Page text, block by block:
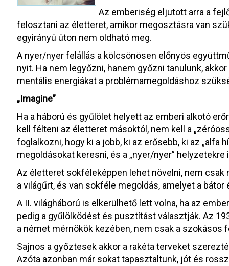
Az emberiség eljutott arra a
felosztani az életteret, amikor megosztásra van
egyirányú úton nem oldható meg.
A nyer/nyer felállás a kölcsönösen előnyös
nyit. Ha nem legyőzni, hanem győzni tanulunk,
mentális energiákat a problémamegoldáshoz
„Imagine”
Ha a háború és gyűlölet helyett az emberi alkotó
kell félteni az életteret másoktól, nem kell a
foglalkozni, hogy ki a jobb, ki az erősebb, ki az „alfa
megoldásokat keresni, és a „nyer/nyer” helyzetekre
Az életteret sokféleképpen lehet növelni, nem csak
a világűrt, és van sokféle megoldás, amelyet a
A II. világháború is elkerülhető lett volna, ha az
pedig a gyűlölködést és pusztítást választják. Az
a német mérnökök kezében, nem csak a szokásos
Sajnos a győztesek akkor a rakéta terveket
Azóta azonban már sokat tapasztaltunk, jót és